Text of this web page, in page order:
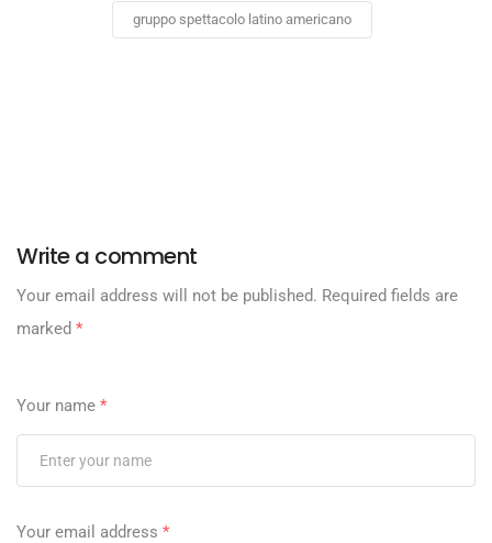
gruppo spettacolo latino americano
Write a comment
Your email address will not be published. Required fields are
marked *
Your name *
Your email address *